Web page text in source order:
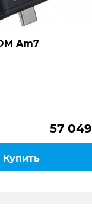
Am7
57 049
Купить